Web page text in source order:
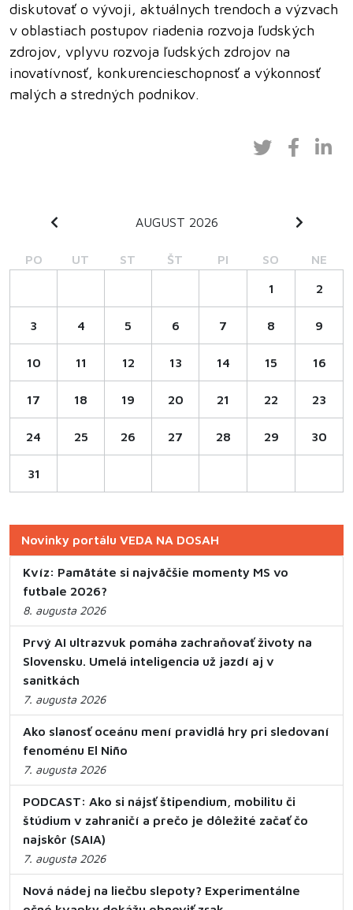
diskutovať o vývoji, aktuálnych trendoch a výzvach
v oblastiach postupov riadenia rozvoja ľudských
zdrojov, vplyvu rozvoja ľudských zdrojov na
inovatívnosť, konkurencieschopnosť a výkonnosť
malých a stredných podnikov.
AUGUST 2026
PO UT ST ŠT PI SO NE
1 2
3 4 5 6 7 8 9
10 11 12 13 14 15 16
17 18 19 20 21 22 23
24 25 26 27 28 29 30
31
Novinky portálu VEDA NA DOSAH
Kvíz: Pamätáte si najväčšie momenty MS vo
futbale 2026?
8. augusta 2026
Prvý AI ultrazvuk pomáha zachraňovať životy na
Slovensku. Umelá inteligencia už jazdí aj v
sanitkách
7. augusta 2026
Ako slanosť oceánu mení pravidlá hry pri sledovaní
fenoménu El Niño
7. augusta 2026
PODCAST: Ako si nájsť štipendium, mobilitu či
štúdium v zahraničí a prečo je dôležité začať čo
najskôr (SAIA)
7. augusta 2026
Nová nádej na liečbu slepoty? Experimentálne